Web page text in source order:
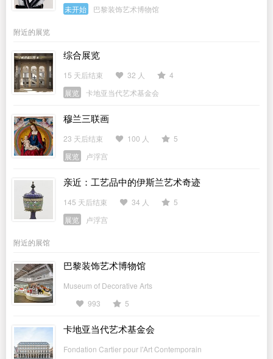
未开始
巴黎装饰艺术博物馆
附近的展览
综合展览
15 天后结束 32 人
4
展览
卡地亚当代艺术基金会
穆兰三联画
23 天后结束 100 人
5
展览
卢浮宫
亲近：工艺品中的伊斯兰艺术奇迹
145 天后结束 34 人
5
展览
卢浮宫
附近的展馆
巴黎装饰艺术博物馆
Museum of Decorative Arts
993
5
卡地亚当代艺术基金会
Fondation Cartier pour l'Art Contemporain